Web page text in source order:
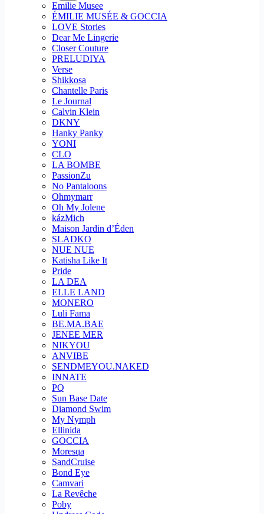
Emilie Musee
ÉMILIE MUSÉE & GOCCIA
LOVE Stories
Dear Me Lingerie
Closer Couture
PRELUDIYA
Verse
Shikkosa
Chantelle Paris
Le Journal
Calvin Klein
DKNY
Hanky Panky
YONI
CLO
LA BOMBE
PassionZu
No Pantaloons
Ohmymarr
Oh My Jolene
kázMich
Maison Jardin d’Éden
SLADKO
NUE NUE
Katisha Like It
Pride
LA DEA
ELLE LAND
MONERO
Luli Fama
BE.MA.BAE
JENEE MER
NIKYOU
ANVIBE
SENDMEYOU.NAKED
INNATE
PQ
Sun Base Date
Diamond Swim
My Nymph
Ellinida
GOCCIA
Moresqa
SandCruise
Bond Eye
Camvari
La Revêche
Poby